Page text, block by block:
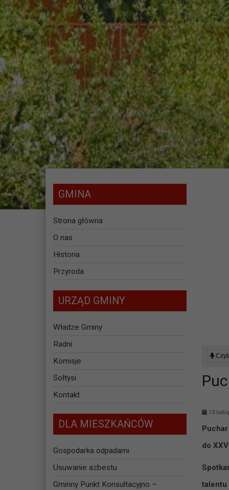
GMINA
Strona główna
O nas
Historia
Przyroda
URZĄD GMINY
Władze Gminy
Radni
Komisje
Sołtysi
Kontakt
DLA MIESZKAŃCÓW
Gospodarka odpadami
Usuwanie azbestu
Gminny Punkt Konsultacyjno –
13
do